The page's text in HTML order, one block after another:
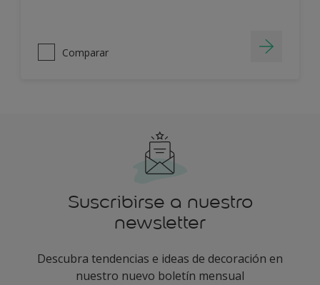
Comparar
Suscribirse a nuestro
newsletter
Descubra tendencias e ideas de decoración en
nuestro nuevo boletín mensual